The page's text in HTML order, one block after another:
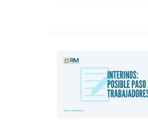
Murcia
Navarra
Orense
Palencia
Pontevedra
Salamanca